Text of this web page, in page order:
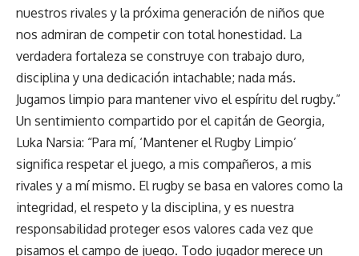
nuestros rivales y la próxima generación de niños que
nos admiran de competir con total honestidad. La
verdadera fortaleza se construye con trabajo duro,
disciplina y una dedicación intachable; nada más.
Jugamos limpio para mantener vivo el espíritu del rugby.”
Un sentimiento compartido por el capitán de Georgia,
Luka Narsia: “Para mí, ‘Mantener el Rugby Limpio’
significa respetar el juego, a mis compañeros, a mis
rivales y a mí mismo. El rugby se basa en valores como la
integridad, el respeto y la disciplina, y es nuestra
responsabilidad proteger esos valores cada vez que
pisamos el campo de juego. Todo jugador merece un